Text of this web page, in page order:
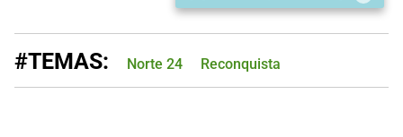
#TEMAS: Norte 24 Reconquista